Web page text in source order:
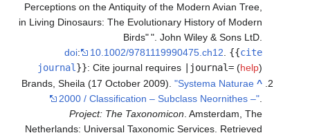
Perceptions on the Antiquity of the Modern Avian Tree,
in Living Dinosaurs: The Evolutionary History of Modern
Birds" ". John Wiley & Sons LtD.
doi: 10.1002/9781119990475.ch12. {{cite
journal}}:Cite journal requires|journal=(
Brands, Sheila (17 October 2009)."Systema Naturae
2000 / Classification – Subclass Neornithes –"
Project: The Taxonomicon. Amsterdam, The
Netherlands: Universal Taxonomic Services. Retrieved